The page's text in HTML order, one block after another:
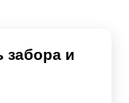
забора и